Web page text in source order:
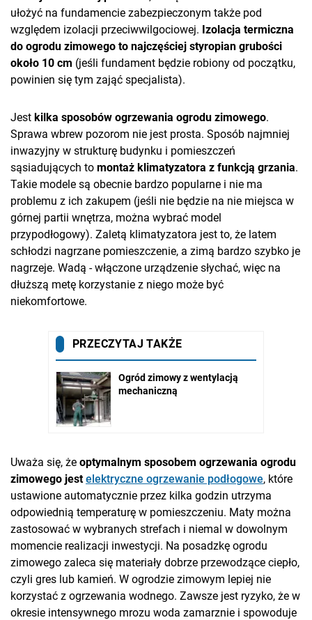
ułożyć na fundamencie zabezpieczonym także pod
względem izolacji przeciwwilgociowej. Izolacja termiczna
do ogrodu zimowego to najczęściej styropian grubości
około 10 cm (jeśli fundament będzie robiony od początku,
powinien się tym zająć specjalista).
Jest kilka sposobów ogrzewania ogrodu zimowego.
Sprawa wbrew pozorom nie jest prosta. Sposób najmniej
inwazyjny w strukturę budynku i pomieszczeń
sąsiadujących to montaż klimatyzatora z funkcją grzania.
Takie modele są obecnie bardzo popularne i nie ma
problemu z ich zakupem (jeśli nie będzie na nie miejsca w
górnej partii wnętrza, można wybrać model
przypodłogowy). Zaletą klimatyzatora jest to, że latem
schłodzi nagrzane pomieszczenie, a zimą bardzo szybko je
nagrzeje. Wadą - włączone urządzenie słychać, więc na
dłuższą metę korzystanie z niego może być
niekomfortowe.
Uważa się, że optymalnym sposobem ogrzewania ogrodu
zimowego jestelektryczne ogrzewanie podłogowe, które
ustawione automatycznie przez kilka godzin utrzyma
odpowiednią temperaturę w pomieszczeniu. Maty można
zastosować w wybranych strefach i niemal w dowolnym
momencie realizacji inwestycji. Na posadzkę ogrodu
zimowego zaleca się materiały dobrze przewodzące ciepło,
czyli gres lub kamień. W ogrodzie zimowym lepiej nie
korzystać z ogrzewania wodnego. Zawsze jest ryzyko, że w
okresie intensywnego mrozu woda zamarznie i spowoduje